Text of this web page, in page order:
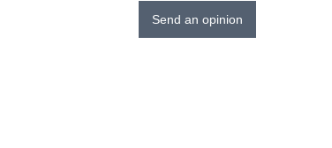
Send an opinion